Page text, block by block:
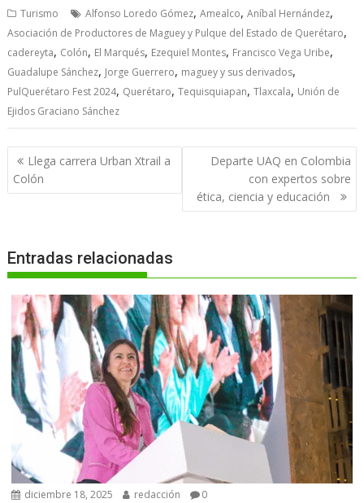
Turismo Alfonso Loredo Gómez,Amealco,Aníbal Hernández,
Asociación de Productores de Maguey y Pulque del Estado de Querétaro,
cadereyta, Colón, El Marqués, Ezequiel Montes, Francisco Vega Uribe,
Guadalupe Sánchez, Jorge Guerrero, maguey y sus derivados,
PulQuerétaro Fest 2024, Querétaro,Tequisquiapan,Tlaxcala, Unión de
Ejidos Graciano Sánchez
Navegación
de
entradas
Llega carrera Urban Xtrail a
Colón
Departe UAQ en Colombia
con expertos sobre
ética, ciencia y educación
Entradas relacionadas
diciembre 18, 2025 redacción 0